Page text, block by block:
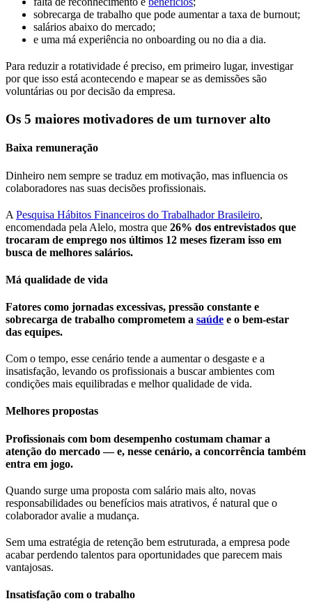
sobrecarga de trabalho que pode aumentar a taxa de burnout;
salários abaixo do mercado;
e uma má experiência no onboarding ou no dia a dia.
Para reduzir a rotatividade é preciso, em primeiro lugar, investigar
por que isso está acontecendo e mapear se as demissões são
voluntárias ou por decisão da empresa.
Os 5 maiores motivadores de um turnover alto
Baixa remuneração
Dinheiro nem sempre se traduz em motivação, mas influencia os
colaboradores nas suas decisões profissionais.
A Pesquisa Hábitos Financeiros do Trabalhador Brasileiro,
encomendada pela Alelo, mostra que 26% dos entrevistados que
trocaram de emprego nos últimos 12 meses fizeram isso em
busca de melhores salários.
Má qualidade de vida
Fatores como jornadas excessivas, pressão constante e
sobrecarga de trabalho comprometem a saúde e o bem-estar
das equipes.
Com o tempo, esse cenário tende a aumentar o desgaste e a
insatisfação, levando os profissionais a buscar ambientes com
condições mais equilibradas e melhor qualidade de vida.
Melhores propostas
Profissionais com bom desempenho costumam chamar a
atenção do mercado — e, nesse cenário, a concorrência também
entra em jogo.
Quando surge uma proposta com salário mais alto, novas
responsabilidades ou benefícios mais atrativos, é natural que o
colaborador avalie a mudança.
Sem uma estratégia de retenção bem estruturada, a empresa pode
acabar perdendo talentos para oportunidades que parecem mais
vantajosas.
Insatisfação com o trabalho